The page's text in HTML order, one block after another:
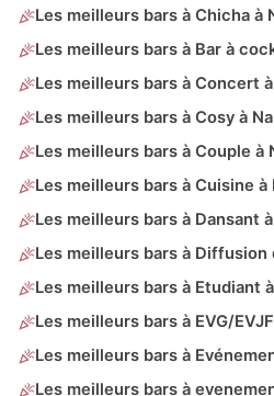
Les meilleurs bars à Chicha à
Les meilleurs bars à Bar à
Les meilleurs bars à Concert
Les meilleurs bars à Cosy à
Les meilleurs bars à Couple à
Les meilleurs bars à Cuisine à
Les meilleurs bars à Dansant
Les meilleurs bars à Diffusion
Les meilleurs bars à Etudiant
Les meilleurs bars à EVG/
Les meilleurs bars à
Les meilleurs bars à